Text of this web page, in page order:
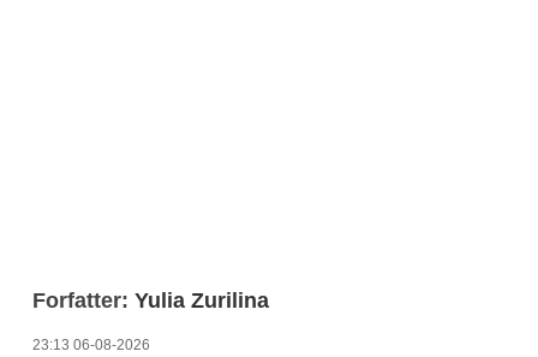
Forfatter: Yulia Zurilina
23:13 06-08-2026